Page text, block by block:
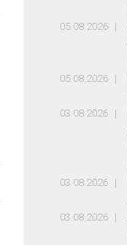
05.08.2026
05.08.2026
03.08.2026
03.08.2026
03.08.2026